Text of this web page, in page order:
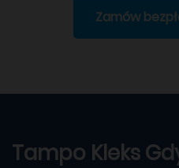
Zamów
Tampo Kleks